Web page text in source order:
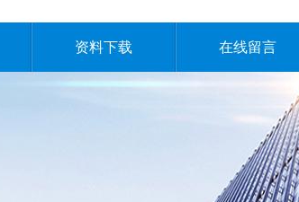
资料下载 在线留言